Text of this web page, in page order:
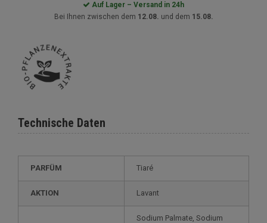
Auf Lager – Versand in 24h
Bei Ihnen zwischen dem 12.08. und dem 15.08.
Technische Daten
PARFÜM Tiaré
AKTION Lavant
Sodium Palmate, Sodium